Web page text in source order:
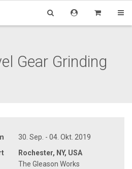
Gear Grinding
30. Sep. - 04. Okt. 2019
Rochester, NY, USA
The Gleason Works